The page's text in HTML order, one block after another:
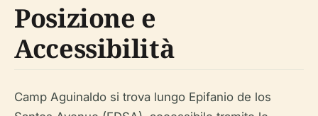
Posizione e
Accessibilità
Camp Aguinaldo si trova lungo Epifanio de los